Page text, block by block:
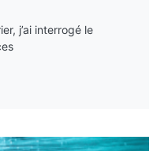
j’ai interrogé le